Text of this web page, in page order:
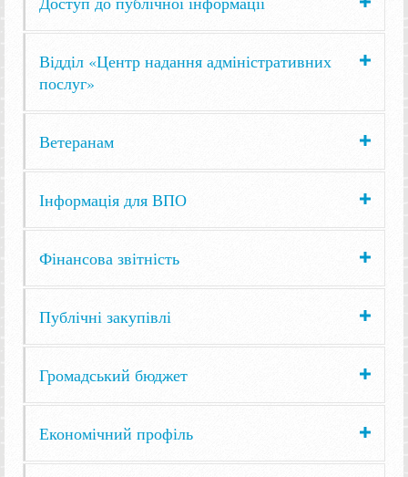
Відділ «Центр надання адміністративних
послуг»
Ветеранам
Інформація для ВПО
Фінансова звітність
Публічні закупівлі
Громадський бюджет
Економічний профіль